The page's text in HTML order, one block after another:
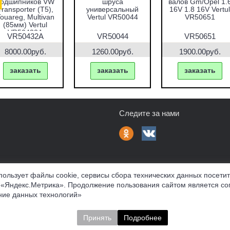
для
и установки
втулок,
и
F-933T1
в наличии
запрессовки
подшипников,
сальников и втулок
VR50167
VR50167
7690.00руб.
заказать
валов VAG 1.2 TFSI
Vertul VR50661
VR50661
1000.00руб.
заказать
Следите за нами
Политика конфиденциальности
Соглашение об
материалов
файлы cookie, сервисы сбора технических данных
«Яндекс.Метрика». Продолжение пользования сайтом является
данных технологий»
Принять Подробнее